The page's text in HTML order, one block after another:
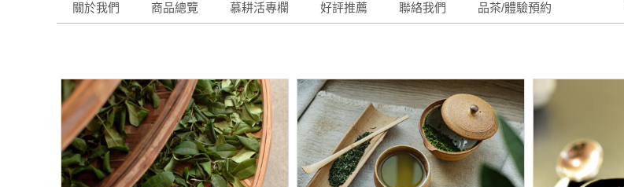
關於我們 商品總覽 慕耕活專欄 好評推薦 聯絡我們 品茶/體驗預約